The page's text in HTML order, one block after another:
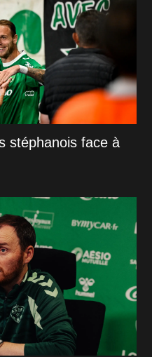
stéphanois face à